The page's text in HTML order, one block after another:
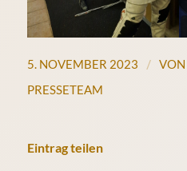
5. NOVEMBER 2023 / VON
PRESSETEAM
Eintrag teilen